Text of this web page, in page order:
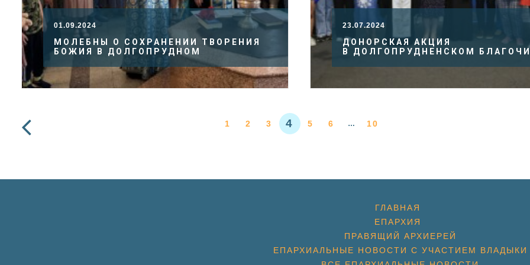
01.09.2024
МОЛЕБНЫ О СОХРАНЕНИИ ТВОРЕНИЯ
БОЖИЯ В ДОЛГОПРУДНОМ
23.07.2024
ДОНОРСКАЯ АКЦИЯ
В ДОЛГОПРУДНЕНСКОМ
1 2 3 4 5 6 … 10
ГЛАВНАЯ
ЕПАРХИЯ
ПРАВЯЩИЙ АРХИЕРЕЙ
ЕПАРХИАЛЬНЫЕ НОВОСТИ С УЧАСТИЕМ ВЛАДЫКИ